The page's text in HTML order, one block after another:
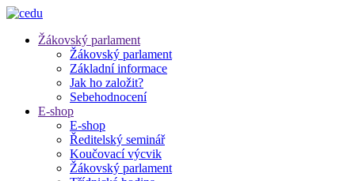
Žákovský parlament
Žákovský parlament
Základní informace
Jak ho založit?
Sebehodnocení
E-shop
E-shop
Ředitelský seminář
Koučovací výcvik
Žákovský parlament